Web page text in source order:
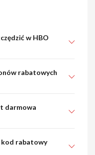
w HBO
rabatowych
darmowa
kod rabatowy